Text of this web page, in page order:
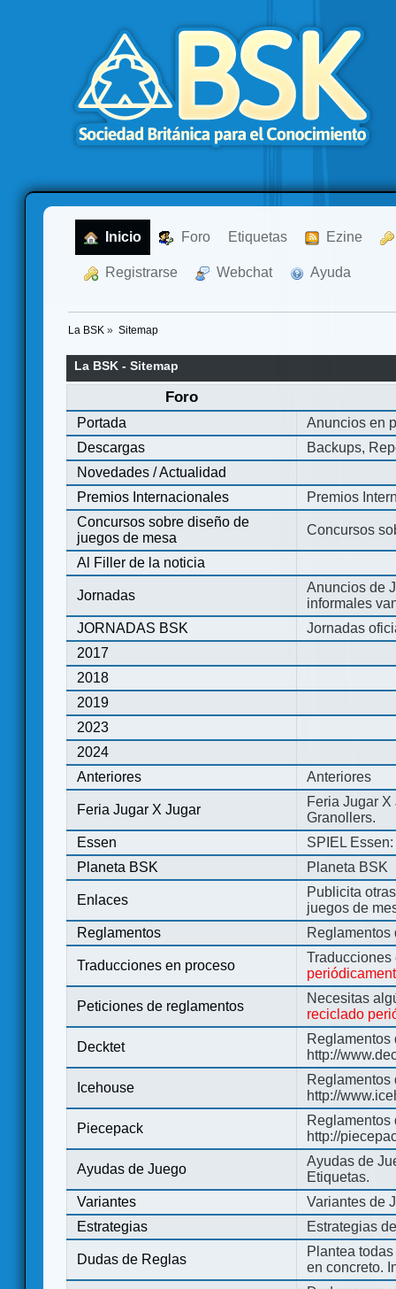
Inicio Foro Etiquetas Ezine
Registrarse Webchat Ayuda
La BSK » Sitemap
La BSK - Sitemap
Foro
Portada
Anuncios en
Descargas
Backups,
Novedades / Actualidad
Premios Internacionales
Premios
Concursos sobre diseño de
juegos de mesa
Concursos
Al Filler de la noticia
Jornadas
Anuncios de
informales
JORNADAS BSK
Jornadas
2017
2018
2019
2023
2024
Anteriores
Anteriores
Feria Jugar X Jugar
Feria Jugar
Granollers.
Essen
SPIEL
Planeta BSK
Planeta BSK
Enlaces
Publicita
juegos de
Reglamentos
Reglamentos
Traducciones en proceso
Peticiones de reglamentos
Necesitas
reciclado
Decktet
Reglamentos
http://
Icehouse
Reglamentos
http://
Piecepack
Reglamentos
http://
Ayudas de Juego
Ayudas de
Etiquetas.
Variantes
Variantes de
Estrategias
Estrategias
Dudas de Reglas
Plantea
en concreto.